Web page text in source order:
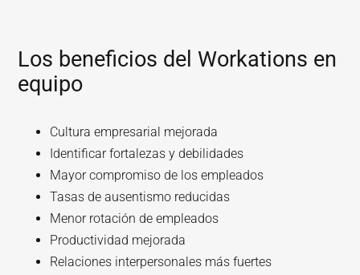
Los beneficios del Workations en
equipo
Cultura empresarial mejorada
Identificar fortalezas y debilidades
Mayor compromiso de los empleados
Tasas de ausentismo reducidas
Menor rotación de empleados
Productividad mejorada
Relaciones interpersonales más fuertes